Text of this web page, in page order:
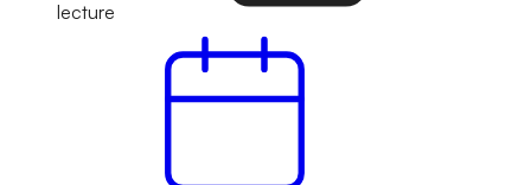
lecture